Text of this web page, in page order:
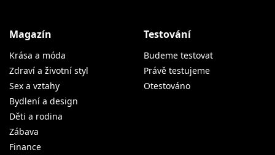
Magazín
Krása a móda
Zdraví a životní styl
Sex a vztahy
Bydlení a design
Děti a rodina
Zábava
Finance
Testování
Budeme testovat
Právě testujeme
Otestováno